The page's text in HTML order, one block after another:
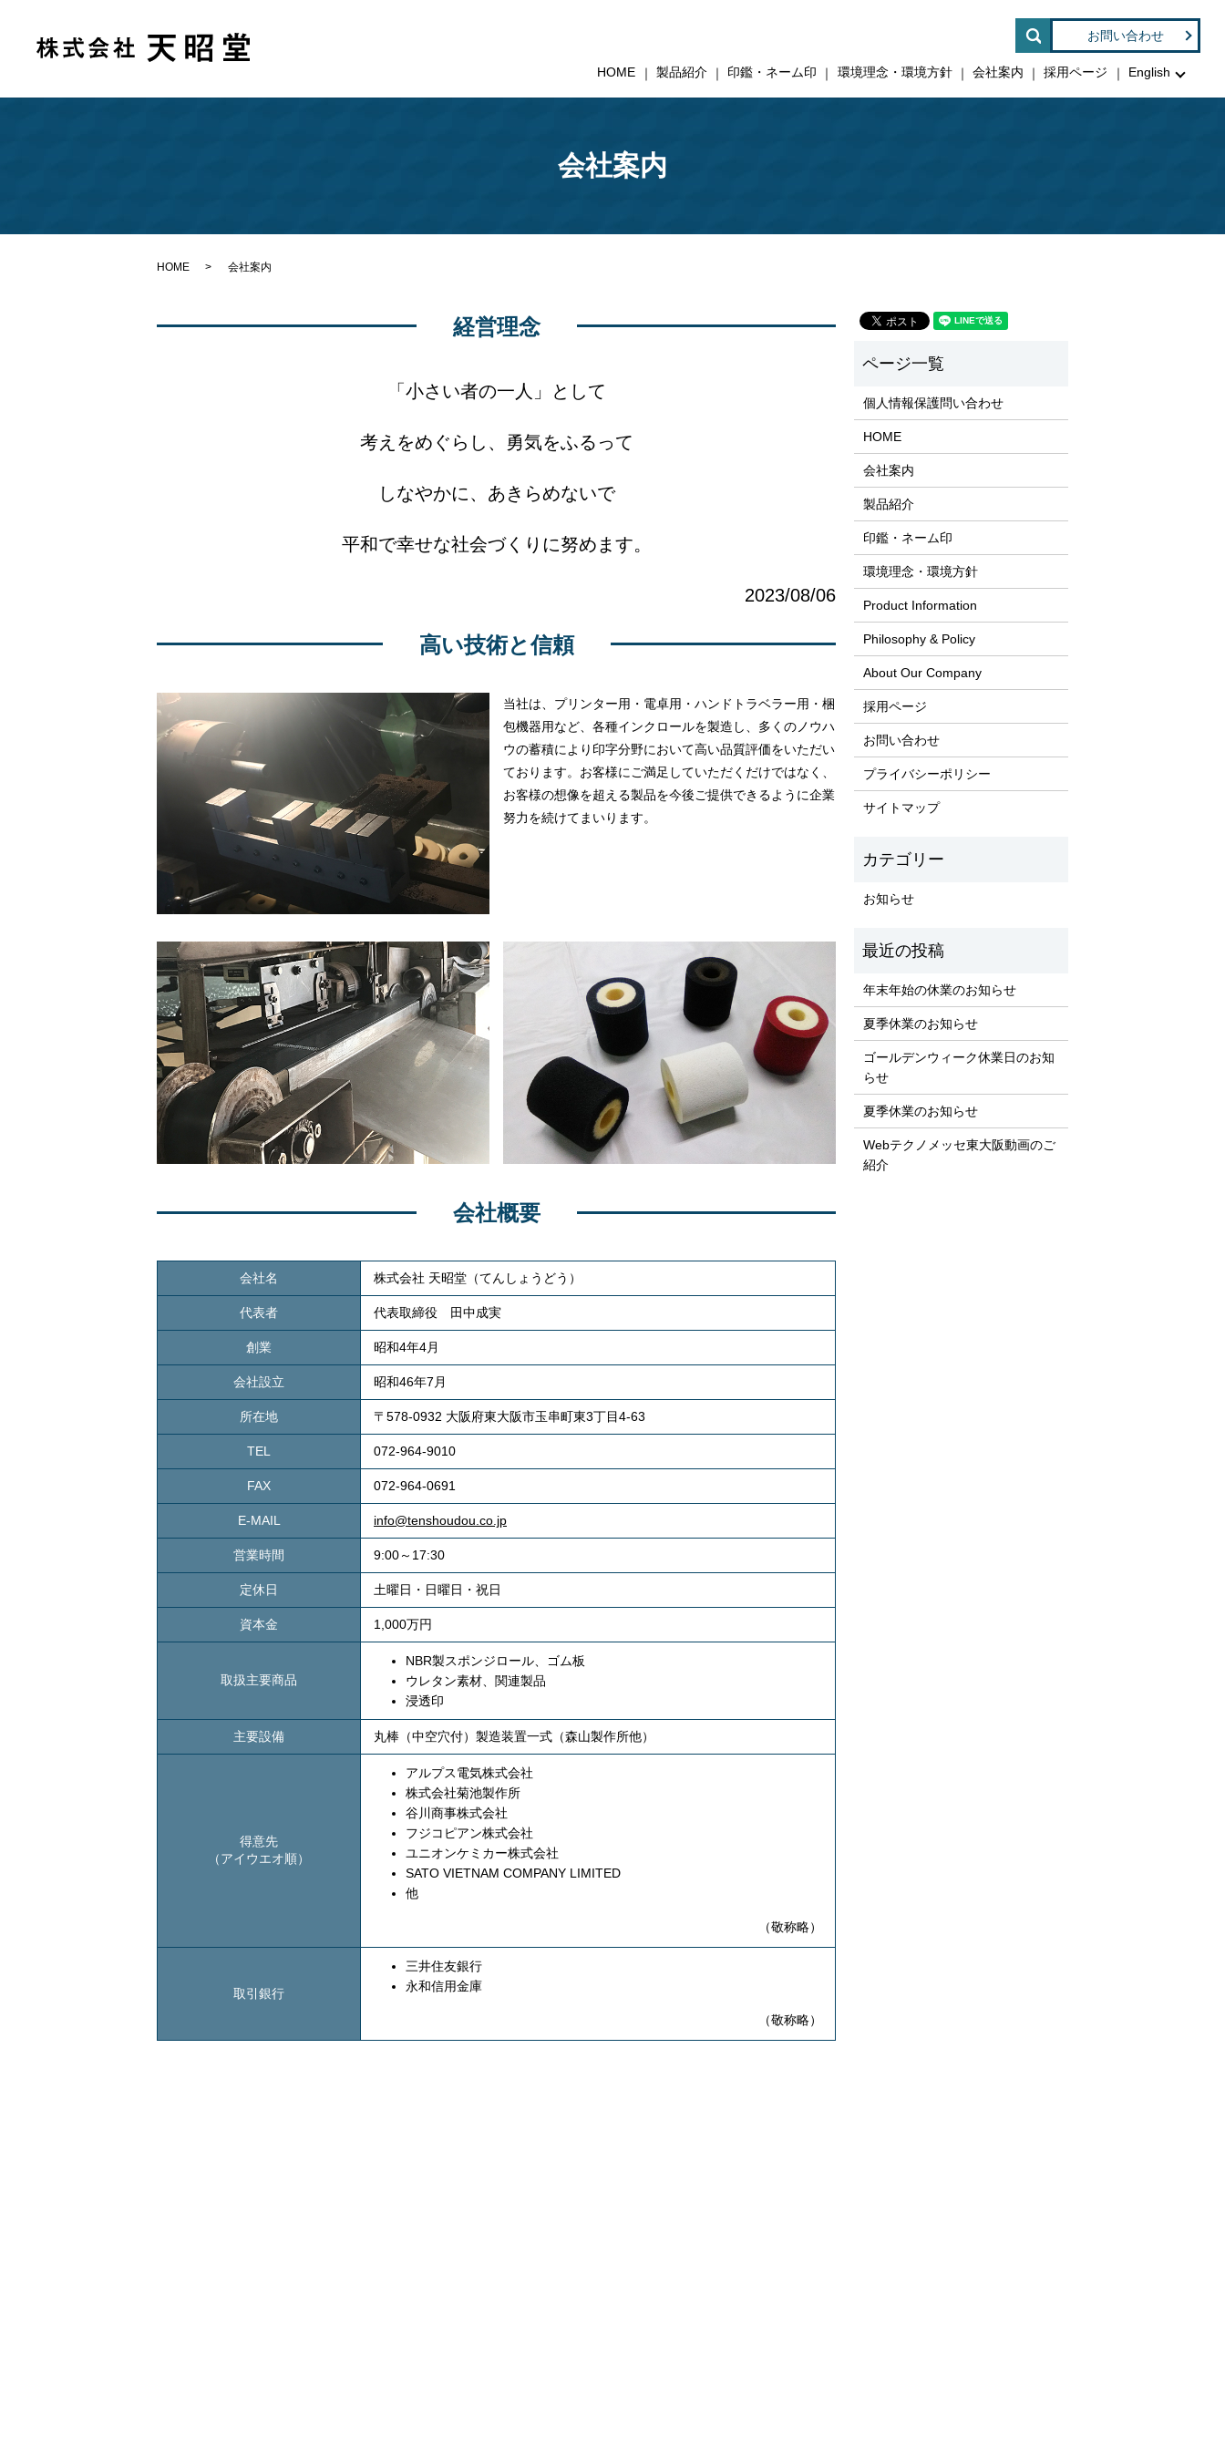
お問い合わせ
HOME 製品紹介 印鑑・ネーム印 環境理念・環境方針 会社案内 採用ページ English
search
会社案内
HOME 会社案内
経営理念
「小さい者の一人」として
考えをめぐらし、勇気をふるって
しなやかに、あきらめないで
平和で幸せな社会づくりに努めます。
2023/08/06
高い技術と信頼
当社は、プリンター用・電卓用・ハンドトラベラー用・梱
包機器用など、各種インクロールを製造し、多くのノウハ
ウの蓄積により印字分野において高い品質評価をいただい
ております。お客様にご満足していただくだけではなく、
お客様の想像を超える製品を今後ご提供できるように企業
努力を続けてまいります。
会社概要
会社名 株式会社 天昭堂（てんしょうどう）
代表者 代表取締役 田中成実
創業 昭和4年4月
会社設立 昭和46年7月
所在地 〒578-0932 大阪府東大阪市玉串町東3丁目4-63
TEL 072-964-9010
FAX 072-964-0691
E-MAIL info@tenshoudou.co.jp
営業時間 9:00～17:30
定休日 土曜日・日曜日・祝日
資本金 1,000万円
取扱主要商品
NBR製スポンジロール、ゴム板
ウレタン素材、関連製品
浸透印
主要設備 丸棒（中空穴付）製造装置一式（森山製作所他）
得意先
（アイウエオ順）
アルプス電気株式会社
株式会社菊池製作所
谷川商事株式会社
フジコピアン株式会社
ユニオンケミカー株式会社
SATO VIETNAM COMPANY LIMITED
他
（敬称略）
取引銀行
三井住友銀行
永和信用金庫
（敬称略）
個人情報保護問い合わせ
HOME
会社案内
製品紹介
印鑑・ネーム印
環境理念・環境方針
Product Information
Philosophy & Policy
About Our Company
採用ページ
お問い合わせ
プライバシーポリシー
サイトマップ
お知らせ
年末年始の休業のお知らせ
夏季休業のお知らせ
ゴールデンウィーク休業日のお知
らせ
夏季休業のお知らせ
Webテクノメッセ東大阪動画のご
紹介